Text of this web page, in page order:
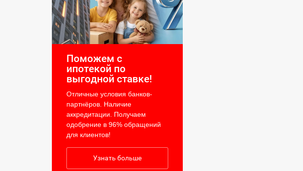
Поможем с
ипотекой по
выгодной ставке!
Отличные условия банков-
партнёров. Наличие
аккредитации. Получаем
одобрение в 96% обращений
для клиентов!
Узнать больше